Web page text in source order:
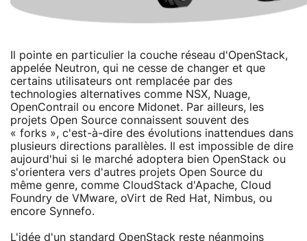
Il pointe en particulier la couche réseau d'OpenStack,
appelée Neutron, qui ne cesse de changer et que
certains utilisateurs ont remplacée par des
technologies alternatives comme NSX, Nuage,
OpenContrail ou encore Midonet. Par ailleurs, les
projets Open Source connaissent souvent des
« forks », c'est-à-dire des évolutions inattendues dans
plusieurs directions parallèles. Il est impossible de dire
aujourd'hui si le marché adoptera bien OpenStack ou
s'orientera vers d'autres projets Open Source du
même genre, comme CloudStack d'Apache, Cloud
Foundry de VMware, oVirt de Red Hat, Nimbus, ou
encore Synnefo.
L'idée d'un standard OpenStack reste néanmoins